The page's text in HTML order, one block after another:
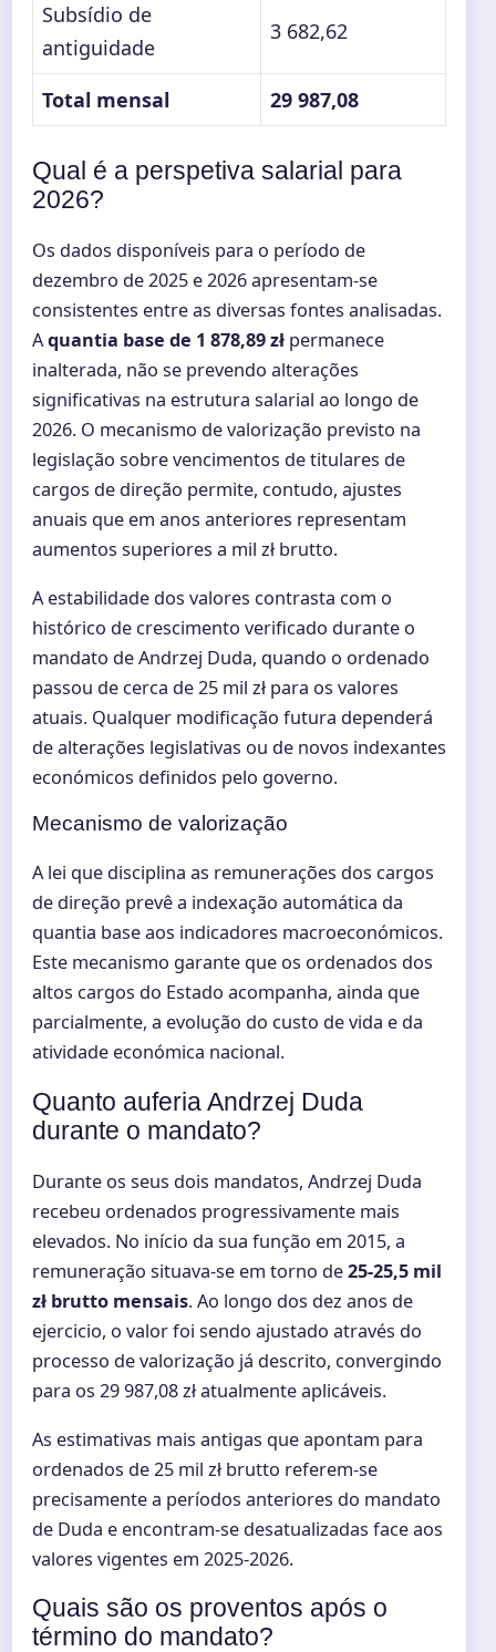
Subsídio de
antiguidade
3 682,62
Total mensal 29 987,08
Qual é a perspetiva salarial para
2026?
Os dados disponíveis para o período de
dezembro de 2025 e 2026 apresentam-se
consistentes entre as diversas fontes analisadas.
Aquantia base de 1 878,89 zł permanece
inalterada, não se prevendo alterações
significativas na estrutura salarial ao longo de
2026. O mecanismo de valorização previsto na
legislação sobre vencimentos de titulares de
cargos de direção permite, contudo, ajustes
anuais que em anos anteriores representam
aumentos superiores a mil zł brutto.
A estabilidade dos valores contrasta com o
histórico de crescimento verificado durante o
mandato de Andrzej Duda, quando o ordenado
passou de cerca de 25 mil zł para os valores
atuais. Qualquer modificação futura dependerá
de alterações legislativas ou de novos indexantes
económicos definidos pelo governo.
Mecanismo de valorização
A lei que disciplina as remunerações dos cargos
de direção prevê a indexação automática da
quantia base aos indicadores macroeconómicos.
Este mecanismo garante que os ordenados dos
altos cargos do Estado acompanha, ainda que
parcialmente, a evolução do custo de vida e da
atividade económica nacional.
Quanto auferia Andrzej Duda
durante o mandato?
Durante os seus dois mandatos, Andrzej Duda
recebeu ordenados progressivamente mais
elevados. No início da sua função em 2015, a
remuneração situava-se em torno de25-25,5 mil
zł brutto mensais. Ao longo dos dez anos de
ejercicio, o valor foi sendo ajustado através do
processo de valorização já descrito, convergindo
para os 29 987,08 zł atualmente aplicáveis.
As estimativas mais antigas que apontam para
ordenados de 25 mil zł brutto referem-se
precisamente a períodos anteriores do mandato
de Duda e encontram-se desatualizadas face aos
valores vigentes em 2025-2026.
Quais são os proventos após o
término do mandato?